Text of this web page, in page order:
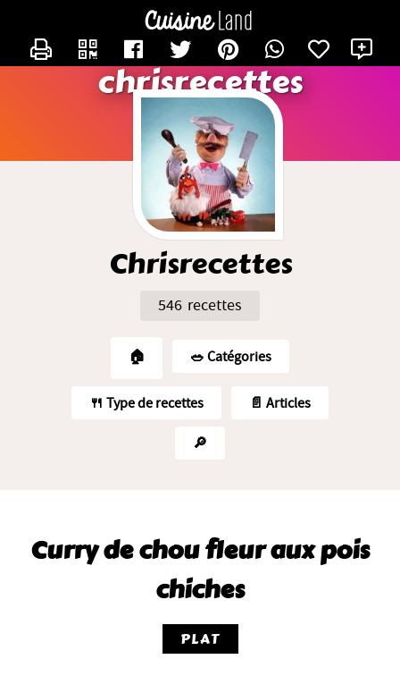
chrisrecettes
Chrisrecettes
546 recettes
🏠 🥗️ Catégories
🍴 Type de recettes 📄 Articles
🔎
Curry de chou fleur aux pois
chiches
PLAT
CONTACTER CHRISRECETTES